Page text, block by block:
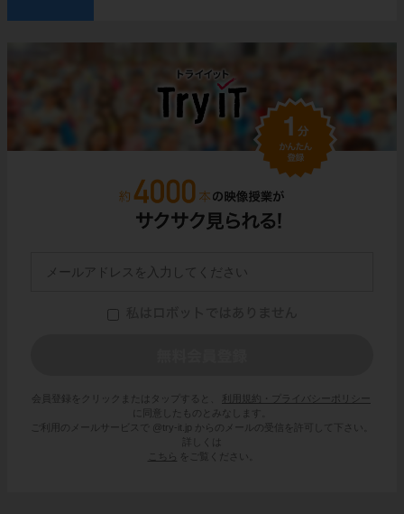
会員登録をクリックまたはタップすると、
利用規約・プライバシーポリシー
に同意したものとみなします。
ご利用のメールサービスで @try-it.jp からのメールの受信を許可して下さい。
詳しくは
こちら
をご覧ください。